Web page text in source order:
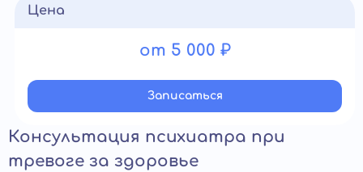
Цена
от 5 000 ₽
Записатьcя
Консультация психиатра при
тревоге за здоровье